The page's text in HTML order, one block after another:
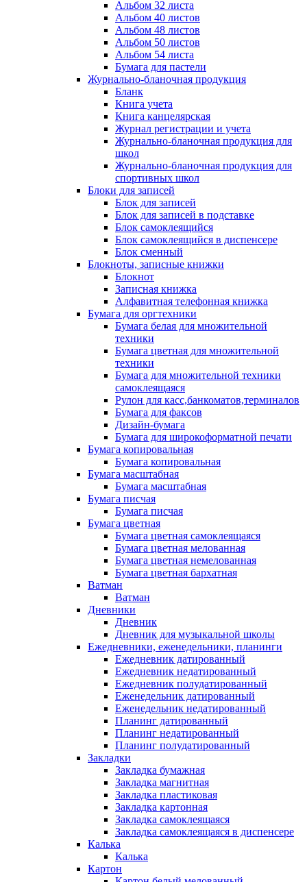
Альбом 32 листа
Альбом 40 листов
Альбом 48 листов
Альбом 50 листов
Альбом 54 листа
Бумага для пастели
Журнально-бланочная продукция
Бланк
Книга учета
Книга канцелярская
Журнал регистрации и учета
Журнально-бланочная продукция для
школ
Журнально-бланочная продукция для
спортивных школ
Блоки для записей
Блок для записей
Блок для записей в подставке
Блок самоклеящийся
Блок самоклеящийся в диспенсере
Блок сменный
Блокноты, записные книжки
Блокнот
Записная книжка
Алфавитная телефонная книжка
Бумага для оргтехники
Бумага белая для множительной
техники
Бумага цветная для множительной
техники
Бумага для множительной техники
самоклеящаяся
Рулон для касс,банкоматов,терминалов
Бумага для факсов
Дизайн-бумага
Бумага для широкоформатной печати
Бумага копировальная
Бумага копировальная
Бумага масштабная
Бумага масштабная
Бумага писчая
Бумага писчая
Бумага цветная
Бумага цветная самоклеящаяся
Бумага цветная мелованная
Бумага цветная немелованная
Бумага цветная бархатная
Ватман
Ватман
Дневники
Дневник
Дневник для музыкальной школы
Ежедневники, еженедельники, планинги
Ежедневник датированный
Ежедневник недатированный
Ежедневник полудатированный
Еженедельник датированный
Еженедельник недатированный
Планинг датированный
Планинг недатированный
Планинг полудатированный
Закладки
Закладка бумажная
Закладка магнитная
Закладка пластиковая
Закладка картонная
Закладка самоклеящаяся
Закладка самоклеящаяся в диспенсере
Калька
Калька
Картон